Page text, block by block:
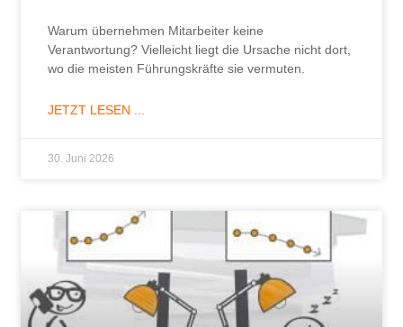
Warum übernehmen Mitarbeiter keine
Verantwortung? Vielleicht liegt die Ursache nicht dort,
wo die meisten Führungskräfte sie vermuten.
JETZT LESEN ...
30. Juni 2026